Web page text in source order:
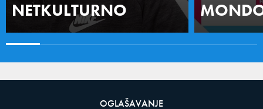
NETKULTURNO
OGLAŠAVANJE